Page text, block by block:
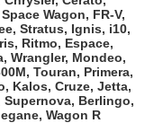
Wagon, FR-V,
Stratus, Ignis, i10,
Ritmo, Espace,
Wrangler, Mondeo,
Touran, Primera,
Kalos, Cruze, Jetta,
Supernova, Berlingo,
Wagon R